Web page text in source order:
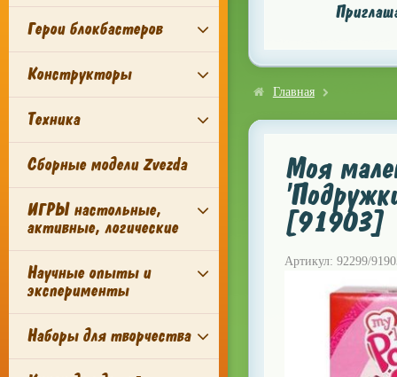
Герои блокбастеров
Конструкторы
Техника
Сборные модели Zvezda
ИГРЫ настольные,
активные, логические
Научные опыты и
эксперименты
Наборы для творчества
Главная
Моя
[91903]
Артикул: 92299/